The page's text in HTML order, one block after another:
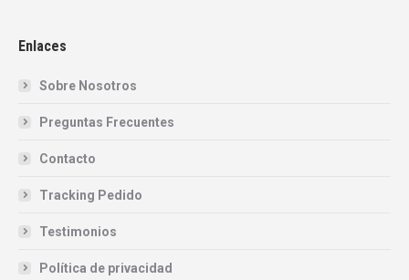
Enlaces
Sobre Nosotros
Preguntas Frecuentes
Contacto
Tracking Pedido
Testimonios
Política de privacidad